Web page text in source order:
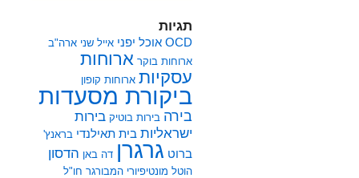
תגיות
OCD אוכל יפני אייל שני ארה"ב
ארוחות בוקר ארוחות
עסקיות ארוחות קופון
ביקורת מסעדות
בירה בירות בוטיק בירות
ישראליות בית תאילנדי בראנץ'
ברוט גרגרן דה באן הדסון
הוטל מונטיפיורי המבורגר חו"ל